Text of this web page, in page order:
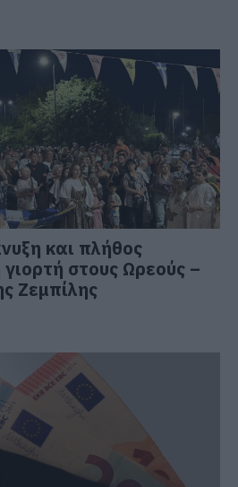
και πλήθος
στους Ωρεούς –
Ζεμπίλης